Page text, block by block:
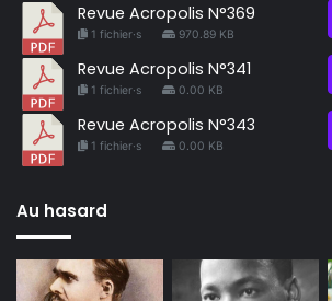
Revue Acropolis N°369
1 fichier·s 970.89 KB
Revue Acropolis N°341
1 fichier·s 0.00 KB
Revue Acropolis N°343
1 fichier·s 0.00 KB
Au hasard